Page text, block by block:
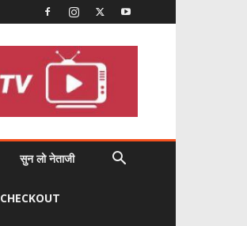
सुन लो नेताजी
CHECKOUT